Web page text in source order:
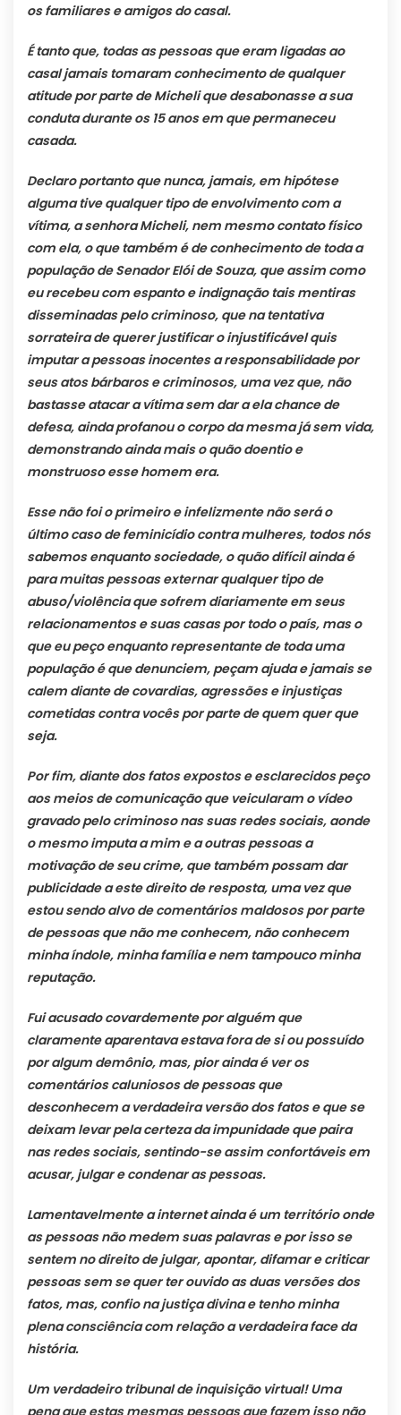
os familiares e amigos do casal.
É tanto que, todas as pessoas que eram ligadas ao
casal jamais tomaram conhecimento de qualquer
atitude por parte de Micheli que desabonasse a sua
conduta durante os 15 anos em que permaneceu
casada.
Declaro portanto que nunca, jamais, em hipótese
alguma tive qualquer tipo de envolvimento com a
vítima, a senhora Micheli, nem mesmo contato físico
com ela, o que também é de conhecimento de toda a
população de Senador Elói de Souza, que assim como
eu recebeu com espanto e indignação tais mentiras
disseminadas pelo criminoso, que na tentativa
sorrateira de querer justificar o injustificável quis
imputar a pessoas inocentes a responsabilidade por
seus atos bárbaros e criminosos, uma vez que, não
bastasse atacar a vítima sem dar a ela chance de
defesa, ainda profanou o corpo da mesma já sem vida,
demonstrando ainda mais o quão doentio e
monstruoso esse homem era.
Esse não foi o primeiro e infelizmente não será o
último caso de feminicídio contra mulheres, todos nós
sabemos enquanto sociedade, o quão difícil ainda é
para muitas pessoas externar qualquer tipo de
abuso/violência que sofrem diariamente em seus
relacionamentos e suas casas por todo o país, mas o
que eu peço enquanto representante de toda uma
população é que denunciem, peçam ajuda e jamais se
calem diante de covardias, agressões e injustiças
cometidas contra vocês por parte de quem quer que
seja.
Por fim, diante dos fatos expostos e esclarecidos peço
aos meios de comunicação que veicularam o vídeo
gravado pelo criminoso nas suas redes sociais, aonde
o mesmo imputa a mim e a outras pessoas a
motivação de seu crime, que também possam dar
publicidade a este direito de resposta, uma vez que
estou sendo alvo de comentários maldosos por parte
de pessoas que não me conhecem, não conhecem
minha índole, minha família e nem tampouco minha
reputação.
Fui acusado covardemente por alguém que
claramente aparentava estava fora de si ou possuído
por algum demônio, mas, pior ainda é ver os
comentários caluniosos de pessoas que
desconhecem a verdadeira versão dos fatos e que se
deixam levar pela certeza da impunidade que paira
nas redes sociais, sentindo-se assim confortáveis em
acusar, julgar e condenar as pessoas.
Lamentavelmente a internet ainda é um território onde
as pessoas não medem suas palavras e por isso se
sentem no direito de julgar, apontar, difamar e criticar
pessoas sem se quer ter ouvido as duas versões dos
fatos, mas, confio na justiça divina e tenho minha
plena consciência com relação a verdadeira face da
história.
Um verdadeiro tribunal de inquisição virtual! Uma
pena que estas mesmas pessoas que fazem isso não